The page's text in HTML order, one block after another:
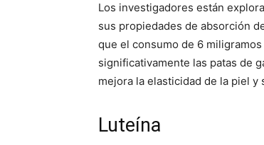
Los investigadores están
sus propiedades de absorción
que el consumo de 6
significativamente las patas de
mejora la elasticidad de la piel y
Luteína